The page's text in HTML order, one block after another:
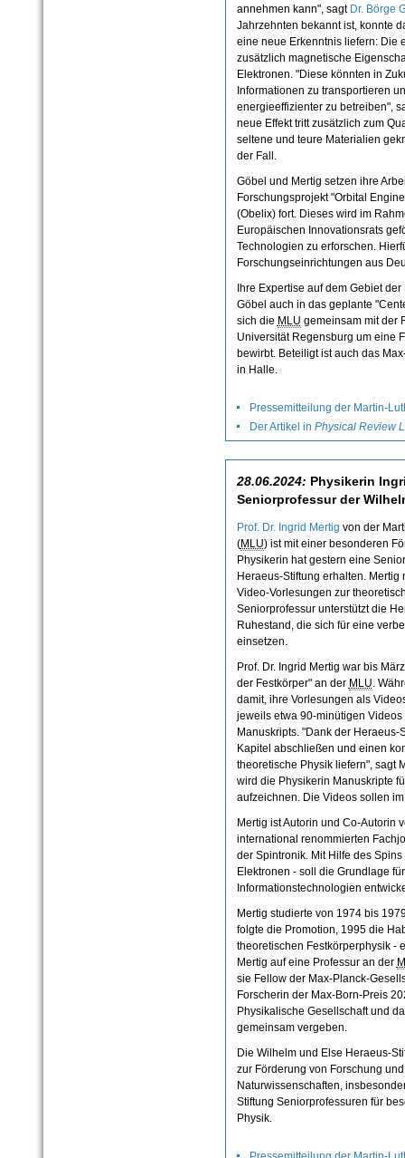
annehmen kann", sagt Dr. Börge
Jahrzehnten bekannt ist, konnte
eine neue Erkenntnis liefern: Die
zusätzlich magnetische
Elektronen. "Diese könnten in
Informationen zu transportieren
energieeffizienter zu betreiben",
neue Effekt tritt zusätzlich zum
seltene und teure Materialien
der Fall.
Göbel und Mertig setzen ihre
Forschungsprojekt "Orbital
(Obelix) fort. Dieses wird im
Europäischen Innovationsrats
Technologien zu erforschen.
Forschungseinrichtungen aus
Ihre Expertise auf dem Gebiet
Göbel auch in das geplante
sich die MLU gemeinsam mit der
Universität Regensburg um eine
bewirbt. Beteiligt ist auch das
in Halle.
Pressemitteilung der Martin-
Der Artikel inPhysical Review
28.06.2024: Physikerin
Seniorprofessur der
Prof. Dr. Ingrid Mertig von der
(MLU) ist mit einer besonderen
Physikerin hat gestern eine
Heraeus-Stiftung erhalten.
Video-Vorlesungen zur
Seniorprofessur unterstützt die
Ruhestand, die sich für eine
einsetzen.
Prof. Dr. Ingrid Mertig war bis
der Festkörper" an der MLU .
damit, ihre Vorlesungen als
jeweils etwa 90-minütigen
Manuskripts. "Dank der
Kapitel abschließen und einen
theoretische Physik liefern", sagt
wird die Physikerin Manuskripte
aufzeichnen. Die Videos sollen
Mertig ist Autorin und Co-Autorin
international renommierten
der Spintronik. Mit Hilfe des
Elektronen - soll die Grundlage
Informationstechnologien
Mertig studierte von 1974 bis
folgte die Promotion, 1995 die
theoretischen Festkörperphysik -
Mertig auf eine Professur an der
sie Fellow der Max-Planck-
Forscherin der Max-Born-Preis
Physikalische Gesellschaft und
gemeinsam vergeben.
Die Wilhelm und Else Heraeus-
zur Förderung von Forschung
Naturwissenschaften,
Stiftung Seniorprofessuren für
Physik.